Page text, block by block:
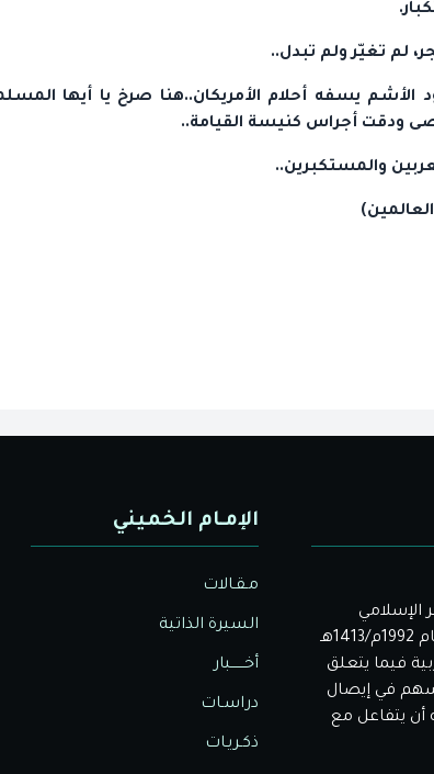
لم تغيّر ولم تبدل..
يسفه أحلام الأمريكان..هنا صرخ يا أيها
ودقت أجراس كنيسة القيامة..
والمستكبرين..
الإسلامي
الأصيل. بدأت دار الولاية للثقافة والإعلام نشاطها في عام 1992م/1413هـ
فيما يتعلق
يسهم في إيصال
أن يتفاعل مع
الإمـام الخميني
مـقـالات
السيرة الذاتية
أخــــــبار
دراسـات
ذكـريـات